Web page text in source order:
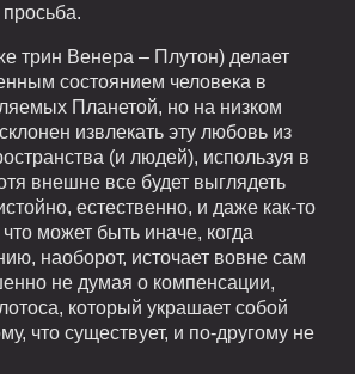
трин Венера – Плутон) делает
состоянием человека в
Планетой, но на низком
извлекать эту любовь из
(и людей), используя в
внешне все будет выглядеть
естественно, и даже как-то
может быть иначе, когда
наоборот, источает вовне сам
не думая о компенсации,
который украшает собой
что существует, и по-другому не